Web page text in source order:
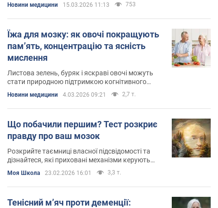
Новини медицини 15.03.2026 11:13 753
Їжа для мозку: як овочі покращують
пам’ять, концентрацію та ясність
мислення
Листова зелень, буряк і яскраві овочі можуть
стати природною підтримкою когнітивного
Новини медицини 4.03.2026 09:21 2,7 т.
Що побачили першим? Тест розкриє
правду про ваш мозок
Розкрийте таємниці власної підсвідомості та
дізнайтеся, які приховані механізми керують
Моя Школа 23.02.2026 16:01 3,3 т.
Тенісний м’яч проти деменції: